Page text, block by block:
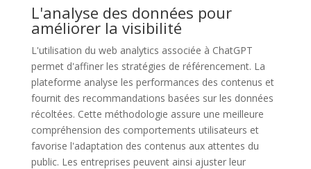
L'analyse des données pour
améliorer la visibilité
L'utilisation du web analytics associée à ChatGPT
permet d'affiner les stratégies de référencement. La
plateforme analyse les performances des contenus et
fournit des recommandations basées sur les données
récoltées. Cette méthodologie assure une meilleure
compréhension des comportements utilisateurs et
favorise l'adaptation des contenus aux attentes du
public. Les entreprises peuvent ainsi ajuster leur